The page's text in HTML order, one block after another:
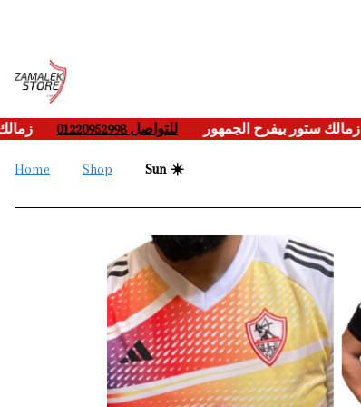
___- زمالك ستور بيفرح الجمهور ____للتواصل 01220952998 ___-
Home Shop Sun ☀️